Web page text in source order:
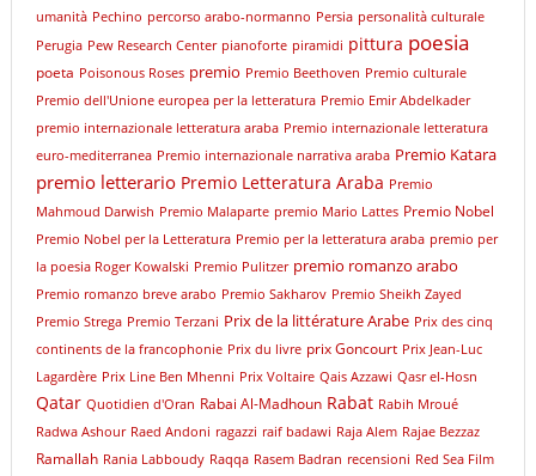
umanità Pechino percorso arabo-normanno Persia personalità culturale
Perugia Pew Research Center pianoforte piramidi pittura poesia
poeta Poisonous Roses premio Premio Beethoven Premio culturale
Premio dell'Unione europea per la letteratura Premio Emir Abdelkader
premio internazionale letteratura araba Premio internazionale letteratura
euro-mediterranea Premio internazionale narrativa araba Premio Katara
premio letterario Premio Letteratura Araba Premio
Mahmoud Darwish Premio Malaparte premio Mario Lattes Premio Nobel
Premio Nobel per la Letteratura Premio per la letteratura araba premio per
la poesia Roger Kowalski Premio Pulitzer premio romanzo arabo
Premio romanzo breve arabo Premio Sakharov Premio Sheikh Zayed
Premio Strega Premio Terzani Prix de la littérature Arabe Prix des cinq
continents de la francophonie Prix du livre prix Goncourt Prix Jean-Luc
Lagardère Prix Line Ben Mhenni Prix Voltaire Qais Azzawi Qasr el-Hosn
Qatar Quotidien d'Oran Rabai Al-Madhoun Rabat Rabih Mroué
Radwa Ashour Raed Andoni ragazzi raif badawi Raja Alem Rajae Bezzaz
Ramallah Rania Labboudy Raqqa Rasem Badran recensioni Red Sea Film